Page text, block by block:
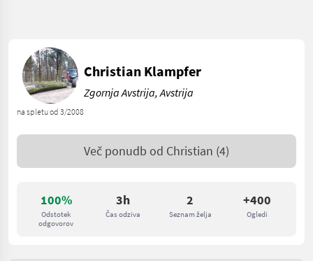
100%
Odstotek
odgovorov
3h
Čas odziva
2
Seznam želja
+400
Ogledi
na spletu od 3/2008
Christian Klampfer
Zgornja Avstrija, Avstrija
Več ponudb od Christian (4)